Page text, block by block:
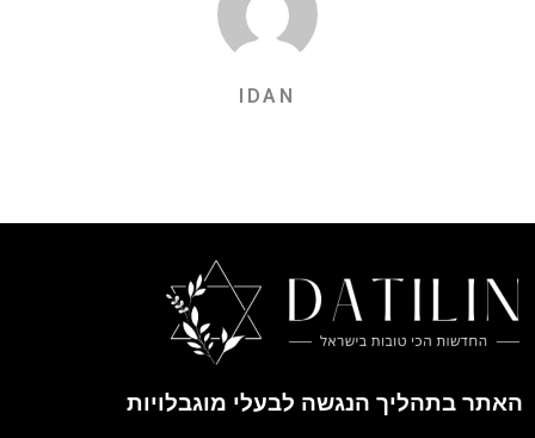
IDAN
האתר בתהליך הנגשה לבעלי מוגבלויות